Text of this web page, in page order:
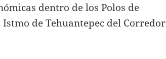
dentro de los Polos de
de Tehuantepec del Corredor